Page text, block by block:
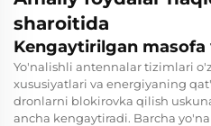
sharoitida
Kengaytirilgan
Yo'nalishli antennalar tizimlari
xususiyatlari va energiyaning
dronlarni blokirovka qilish
ancha kengaytiradi. Barcha